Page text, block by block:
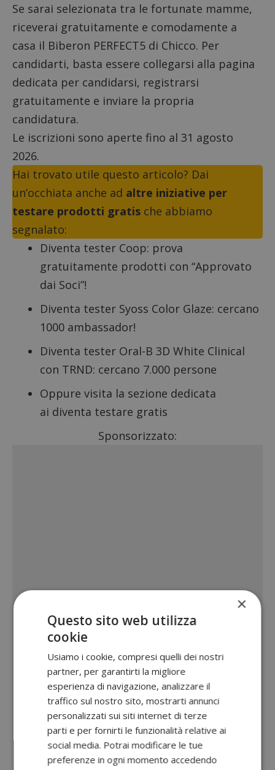
Se sarai selezionata tra le fortunate mamme,
riceverai gratuitamente e comodamente a
casa il Biberon PERFECT5 di Chicco. Per
candidarti, basta essere collegarsi alla pagina
dedicata per candidarsi, registrarsi
gratuitamente e inviare la propria
candidatura.
Le iscrizioni sono aperte fino al 31 agosto
2026.
Hai trovato utile questo articolo? Dai
un’occhiata anche ad altre iniziative per
testare prodotti gratis che abbiamo
segnalato:
Diventa tester Coop: prova
gratuitamente prodotti con “Approvato
dai Soci”!
Diventa tester Syoss Color Glaze: cercano
1000 ambassador!
Diventa tester Oral-B 3D White Clinical
con TRND: cercano 7.000 persone
Oppure visita la sezione dedicata
ai diventa testare gratis
Sponsorizzato:
×
Questo sito web utilizza
cookie
Usiamo i cookie, compresi quelli dei nostri
partner, per garantirti la migliore
esperienza di navigazione, analizzare il
traffico sul nostro sito, mostrarti annunci
personalizzati sui siti internet di terze
parti e per fornirti le funzionalità relative ai
social media. Potrai modificare le tue
preferenze in ogni momento accedendo